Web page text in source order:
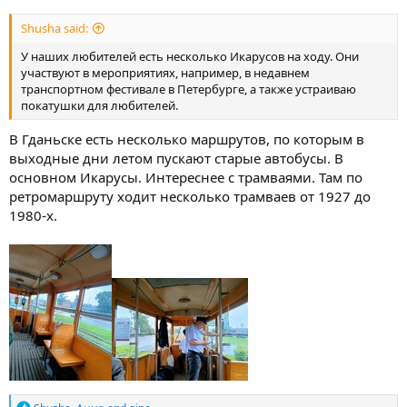
Shusha said:
У наших любителей есть несколько Икарусов на ходу. Они
участвуют в мероприятиях, например, в недавнем
транспортном фестивале в Петербурге, а также устраиваю
покатушки для любителей.
В Гданьске есть несколько маршрутов, по которым в
выходные дни летом пускают старые автобусы. В
основном Икарусы. Интереснее с трамваями. Там по
ретромаршруту ходит несколько трамваев от 1927 до
1980-х.